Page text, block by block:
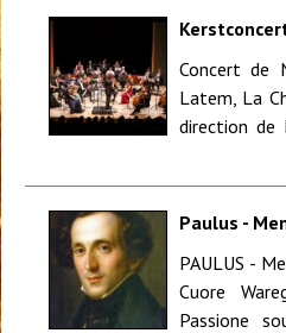
Chapelle
Concert de
Latem, La
direction de
Paulus -
de Jan
- Beveren-
PAULUS -
Cuore
Passione